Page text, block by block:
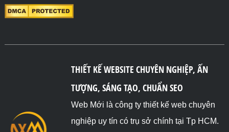
THIẾT KẾ WEBSITE CHUYÊN NGHIỆP, ẤN
TƯỢNG, SÁNG TẠO, CHUẨN SEO
Web Mới là công ty thiết kế web chuyên
nghiệp uy tín có trụ sở chính tại Tp HCM.